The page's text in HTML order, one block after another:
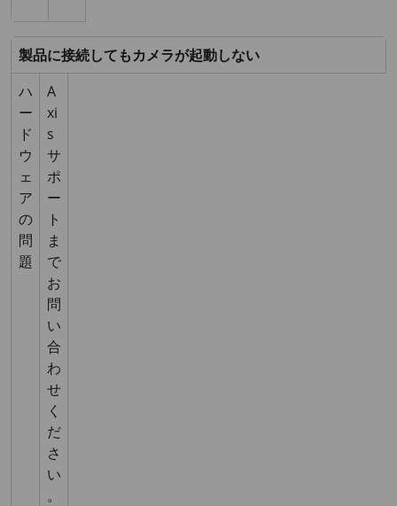
製品に接続してもカメラが起動しない
ハ
ー
ド
ウ
ェ
ア
の
問
題
A
xi
s
サ
ポ
ー
ト
ま
で
お
問
い
合
わ
せ
く
だ
さ
い
。